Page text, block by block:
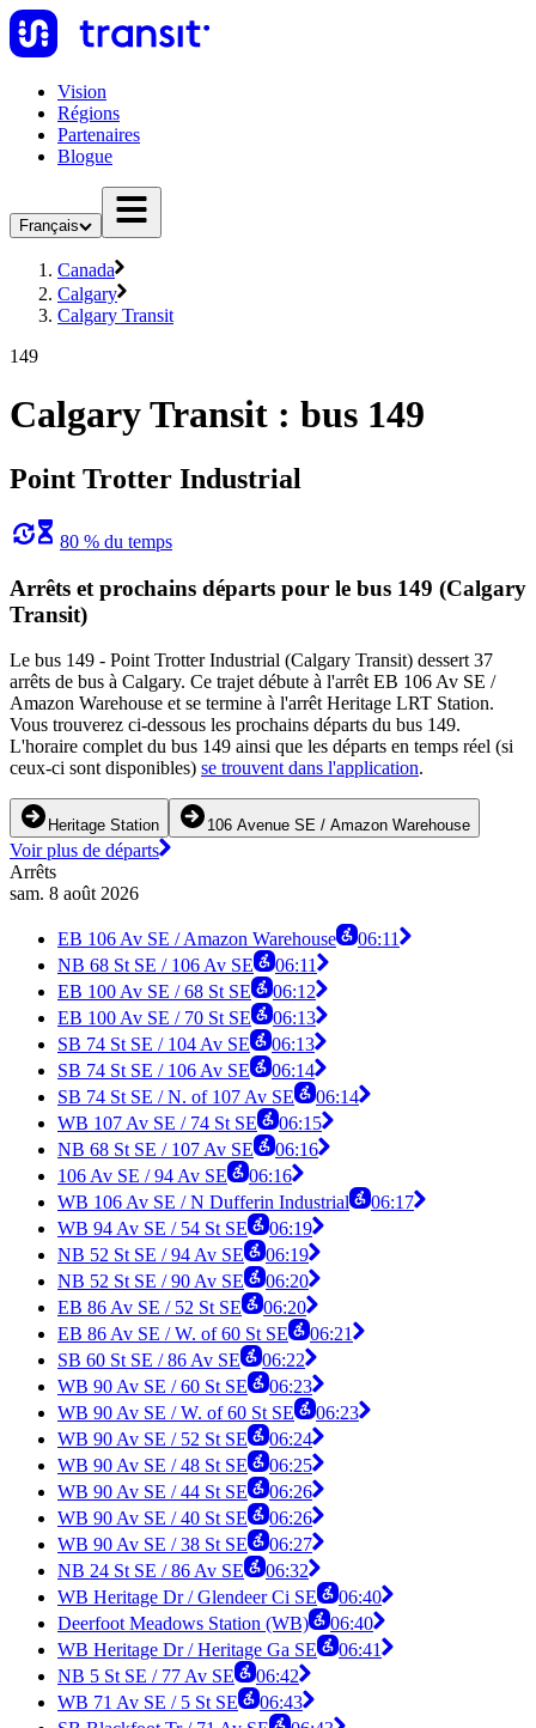
Vision
Régions
Partenaires
Blogue
Français
Canada
Calgary
Calgary Transit
149
Calgary Transit : bus 149
Point Trotter Industrial
80 % du temps
Arrêts et prochains départs pour le bus 149 (Calgary
Transit)
Le bus 149 - Point Trotter Industrial (Calgary Transit) dessert 37
arrêts de bus à Calgary. Ce trajet débute à l'arrêt EB 106 Av SE /
Amazon Warehouse et se termine à l'arrêt Heritage LRT Station.
Vous trouverez ci-dessous les prochains départs du bus 149.
L'horaire complet du bus 149 ainsi que les départs en temps réel (si
ceux-ci sont disponibles) se trouvent dans l'application.
Heritage Station 106 Avenue SE / Amazon Warehouse
Voir plus de départs
Arrêts
sam. 8 août 2026
EB 106 Av SE / Amazon Warehouse
06:11
NB 68 St SE / 106 Av SE
06:11
EB 100 Av SE / 68 St SE
06:12
EB 100 Av SE / 70 St SE
06:13
SB 74 St SE / 104 Av SE
06:13
SB 74 St SE / 106 Av SE
06:14
SB 74 St SE / N. of 107 Av SE
06:14
WB 107 Av SE / 74 St SE
06:15
NB 68 St SE / 107 Av SE
06:16
106 Av SE / 94 Av SE
06:16
WB 106 Av SE / N Dufferin Industrial
06:17
WB 94 Av SE / 54 St SE
06:19
NB 52 St SE / 94 Av SE
06:19
NB 52 St SE / 90 Av SE
06:20
EB 86 Av SE / 52 St SE
06:20
EB 86 Av SE / W. of 60 St SE
06:21
SB 60 St SE / 86 Av SE
06:22
WB 90 Av SE / 60 St SE
06:23
WB 90 Av SE / W. of 60 St SE
06:23
WB 90 Av SE / 52 St SE
06:24
WB 90 Av SE / 48 St SE
06:25
WB 90 Av SE / 44 St SE
06:26
WB 90 Av SE / 40 St SE
06:26
WB 90 Av SE / 38 St SE
06:27
NB 24 St SE / 86 Av SE
06:32
WB Heritage Dr / Glendeer Ci SE
06:40
Deerfoot Meadows Station (WB)
06:40
WB Heritage Dr / Heritage Ga SE
06:41
NB 5 St SE / 77 Av SE
06:42
WB 71 Av SE / 5 St SE
06:43